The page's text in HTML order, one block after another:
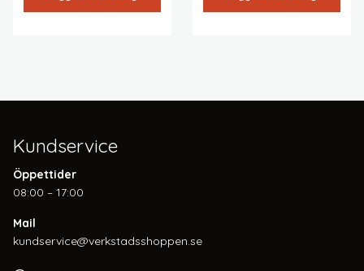
Kundservice
Öppettider
08:00 – 17:00
Mail
kundservice@verkstadsshoppen.se